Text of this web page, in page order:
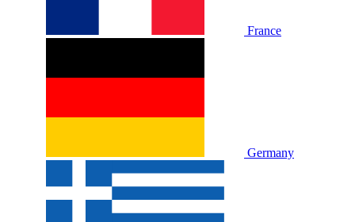
France
Germany